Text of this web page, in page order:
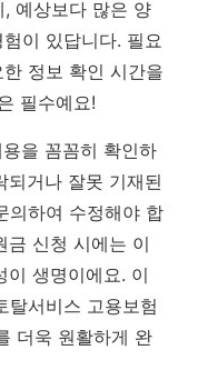
, 예상보다 많은 양
이 있답니다. 필요
정보 확인 시간을
필수예요!
을 꼼꼼히 확인하
되거나 잘못 기재된
의하여 수정해야 합
금 신청 시에는 이
이 생명이에요. 이
탈서비스 고용보험
더욱 원활하게 완